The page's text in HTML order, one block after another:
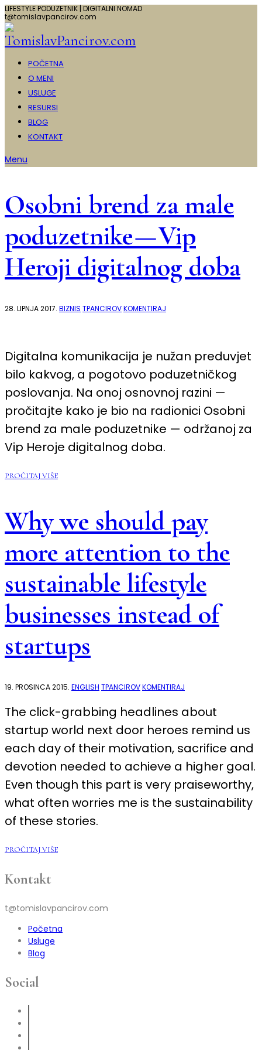
LIFESTYLE PODUZETNIK | DIGITALNI NOMAD
t@tomislavpancirov.com
POČETNA
O MENI
USLUGE
RESURSI
BLOG
KONTAKT
Menu
Osobni brend za male
poduzetnike — Vip
Heroji digitalnog doba
28. LIPNJA 2017. BIZNIS TPANCIROVKOMENTIRAJ
—
HEROJI
DIGITALNOG
DOBA
Digitalna komunikacija je nužan preduvjet
bilo kakvog, a pogotovo poduzetničkog
poslovanja. Na onoj osnovnoj razini —
pročitajte kako je bio na radionici Osobni
brend za male poduzetnike — održanoj za
Vip Heroje digitalnog doba.
PROČITAJ VIŠE
Why we should pay
more attention to the
sustainable lifestyle
businesses instead of
startups
19. PROSINCA 2015. ENGLISH TPANCIROVKOMENTIRAJ
SHOULD
PAY
MORE
ATTENTION
TO
THE
SUSTAINABLE
LIFESTYLE
BUSINESSES
INSTEAD
STARTUPS
The click-grabbing headlines about
startup world next door heroes remind us
each day of their motivation, sacrifice and
devotion needed to achieve a higher goal.
Even though this part is very praiseworthy,
what often worries me is the sustainability
of these stories.
PROČITAJ VIŠE
Kontakt
t@tomislavpancirov.com
Početna
Usluge
Blog
Social